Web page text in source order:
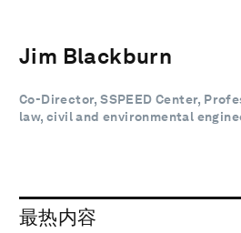
Jim Blackburn
Co-Director, SSPEED Center,
law, civil and environmental
最热内容